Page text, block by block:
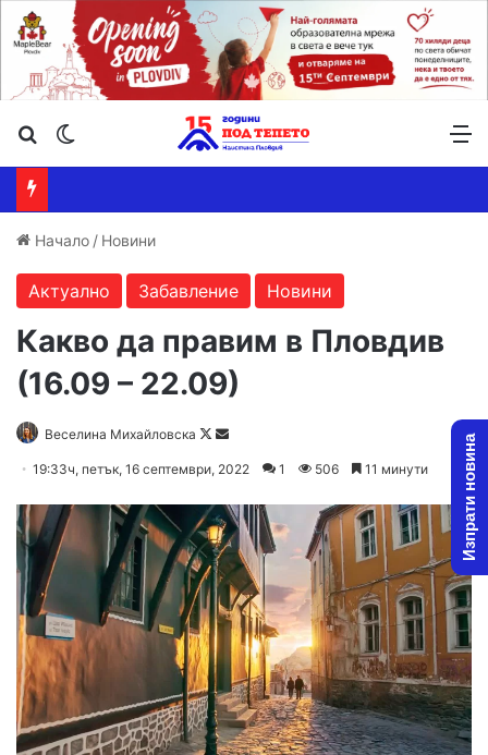
Търсене ...
Начало / Новини
Актуално Забавление Новини
Какво да правим в Пловдив
(16.09 – 22.09)
Веселина Михайловска
Follow
Send
19:33ч, петък, 16 септември, 2022 1 506 11 минути Изпрати новина